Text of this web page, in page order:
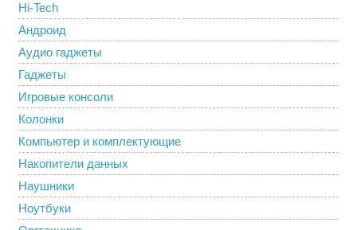
Hi-Tech
Андроид
Аудио гаджеты
Гаджеты
Игровые консоли
Колонки
Компьютер и комплектующие
Накопители данных
Наушники
Ноутбуки